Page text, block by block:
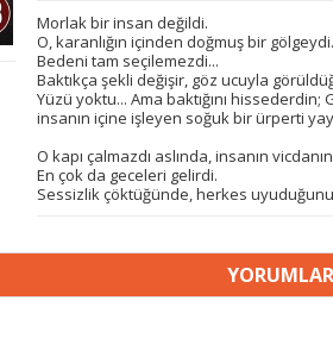
Morlak bir insan değildi.
O, karanlığın içinden doğmuş bir gölgeydi.
Bedeni tam seçilemezdi...
Baktıkça şekli değişir, göz ucuyla
Yüzü yoktu... Ama baktığını
insanın içine işleyen soğuk bir ürperti
O kapı çalmazdı aslında, insanın
En çok da geceleri gelirdi.
Sessizlik çöktüğünde, herkes uyuduğunu
YORUMLAR